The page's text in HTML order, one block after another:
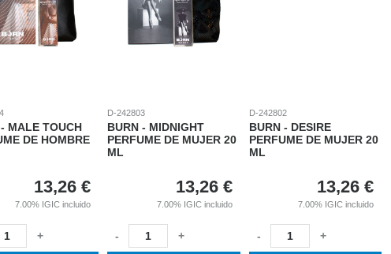
MALE TOUCH
DE HOMBRE
13,26 €
7.00% IGIC incluido
+
D-242803
BURN - MIDNIGHT
PERFUME DE MUJER 20
ML
13,26 €
7.00% IGIC incluido
- +
D-242802
BURN - DESIRE
PERFUME DE MUJER 20
ML
13,26 €
7.00% IGIC incluido
- +